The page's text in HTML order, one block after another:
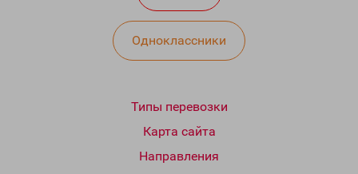
Одноклассники
Типы перевозки
Карта сайта
Направления